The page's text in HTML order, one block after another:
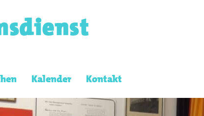
Kalender Kontakt